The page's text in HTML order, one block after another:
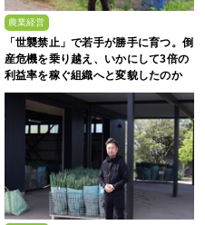
農業経営
「世襲禁止」で若手が勝手に育つ。倒
産危機を乗り越え、いかにして3倍の
利益率を稼ぐ組織へと変貌したのか